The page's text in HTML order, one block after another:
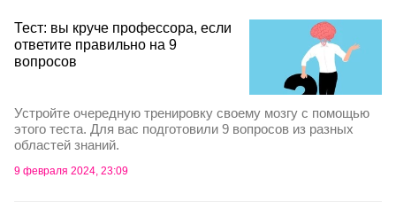
Тест: вы круче профессора, если
ответите правильно на 9
вопросов
Устройте очередную тренировку своему мозгу с помощью
этого теста. Для вас подготовили 9 вопросов из разных
областей знаний.
9 февраля 2024, 23:09